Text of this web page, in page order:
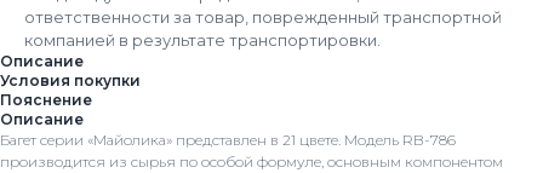
ответственности за товар, поврежденный транспортной
компанией в результате транспортировки.
Описание
Условия покупки
Пояснение
Описание
Багет серии «Майолика» представлен в 21 цвете. Модель RB-786
производится из сырья по особой формуле, основным компонентом